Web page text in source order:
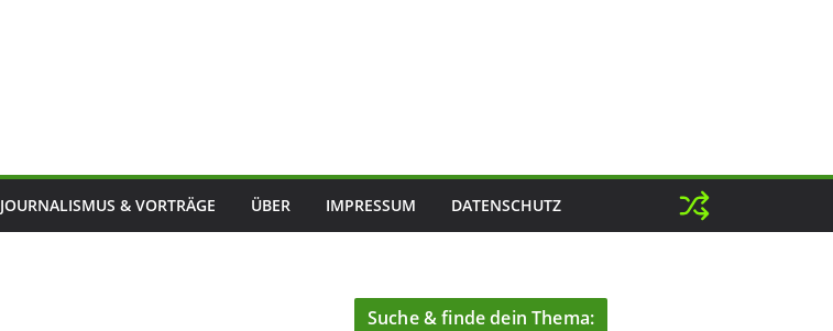
JOURNALISMUS & VORTRÄGE ÜBER IMPRESSUM DATENSCHUTZ
Suche & finde dein Thema: